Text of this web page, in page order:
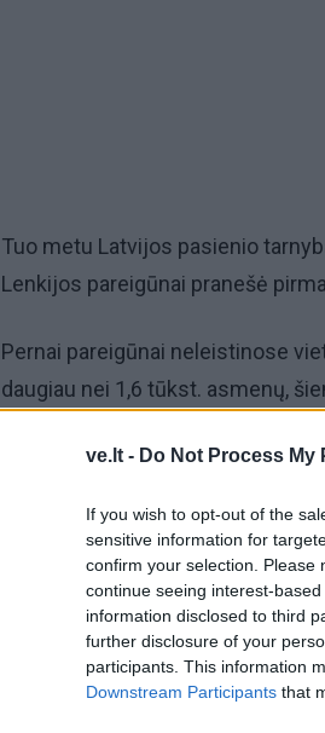
ve.lt - Do Not Process
If you wish to opt-out of the
sensitive information for
confirm your selection. Please
continue seeing interest-
information disclosed to third
further disclosure of your
participants. This information
Downstream Participants that
Tuo metu Latvijos pasienio
Lenkijos pareigūnai pranešė
Pernai pareigūnai neleistinose
daugiau nei 1,6 tūkst. asmenų,
Iš viso nuo Baltarusijos
Migrantai į rytines Europos
apkaltino Minsko režimą.